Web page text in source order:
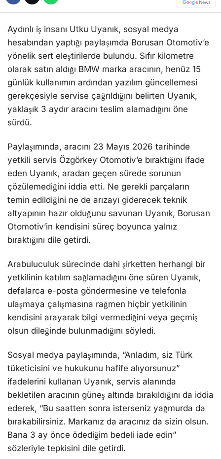
Aydınlı iş insanı Utku Uyanık, sosyal medya
hesabından yaptığı paylaşımda Borusan Otomotiv’e
yönelik sert eleştirilerde bulundu. Sıfır kilometre
olarak satın aldığı BMW marka aracının, henüz 15
günlük kullanımın ardından yazılım güncellemesi
gerekçesiyle servise çağrıldığını belirten Uyanık,
yaklaşık 3 aydır aracını teslim alamadığını öne
sürdü.
Paylaşımında, aracını 23 Mayıs 2026 tarihinde
yetkili servis Özgörkey Otomotiv’e bıraktığını ifade
eden Uyanık, aradan geçen sürede sorunun
çözülemediğini iddia etti. Ne gerekli parçaların
temin edildiğini ne de arızayı giderecek teknik
altyapının hazır olduğunu savunan Uyanık, Borusan
Otomotiv’in kendisini süreç boyunca yalnız
bıraktığını dile getirdi.
Arabuluculuk sürecinde dahi şirketten herhangi bir
yetkilinin katılım sağlamadığını öne süren Uyanık,
defalarca e-posta göndermesine ve telefonla
ulaşmaya çalışmasına rağmen hiçbir yetkilinin
kendisini arayarak bilgi vermediğini veya geçmiş
olsun dileğinde bulunmadığını söyledi.
Sosyal medya paylaşımında, “Anladım, siz Türk
tüketicisini ve hukukunu hafife alıyorsunuz”
ifadelerini kullanan Uyanık, servis alanında
bekletilen aracının güneş altında bırakıldığını da iddia
ederek, “Bu saatten sonra isterseniz yağmurda da
bırakabilirsiniz. Markanız da aracınız da sizin olsun.
Bana 3 ay önce ödediğim bedeli iade edin”
sözleriyle tepkisini dile getirdi.